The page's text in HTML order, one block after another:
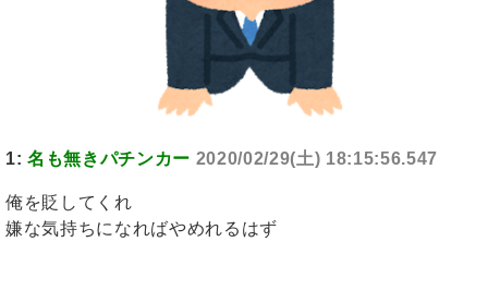
1: 名も無きパチンカー 2020/02/29(土) 18:15:56.547
俺を貶してくれ
嫌な気持ちになればやめれるはず